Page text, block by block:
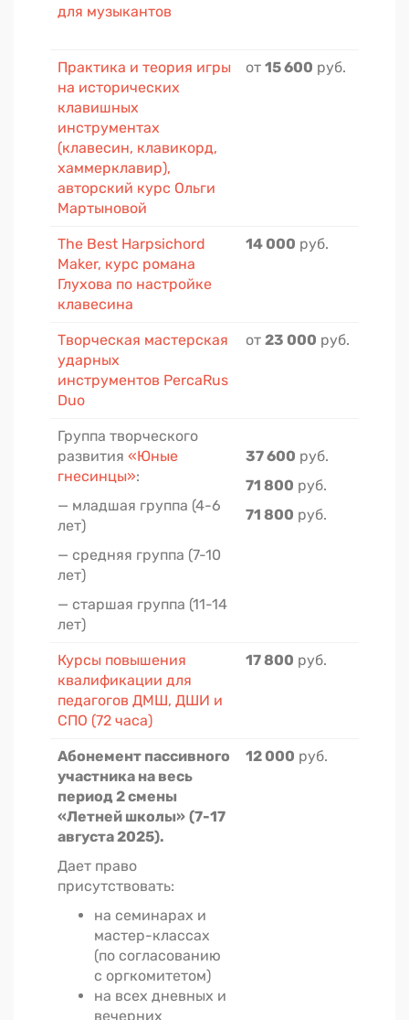
для музыкантов
Практика и теория игры
на исторических
клавишных
инструментах
(клавесин, клавикорд,
хаммерклавир),
авторский курс Ольги
Мартыновой
от 15 600 руб.
The Best Harpsichord
Maker, курс романа
Глухова по настройке
клавесина
14 000 руб.
Творческая мастерская
ударных
инструментов PercaRus
Duo
от 23 000 руб.
Группа творческого
развития «Юные
гнесинцы»:
— младшая группа (4-6
лет)
— средняя группа (7-10
лет)
— старшая группа (11-14
лет)
37 600 руб.
71 800 руб.
71 800 руб.
Курсы повышения
квалификации для
педагогов ДМШ, ДШИ и
СПО (72 часа)
17 800 руб.
Абонемент пассивного
участника на весь
период 2 смены
«Летней школы» (7-17
августа 2025).
Дает право
присутствовать:
на семинарах и
мастер-классах
(по согласованию
с оргкомитетом)
на всех дневных и
вечерних
12 000 руб.